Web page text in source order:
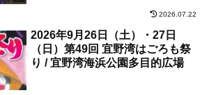
2026.07.22
2026年9月26日（土）・27日
（日）第49回 宜野湾はごろも祭
り / 宜野湾海浜公園多目的広場